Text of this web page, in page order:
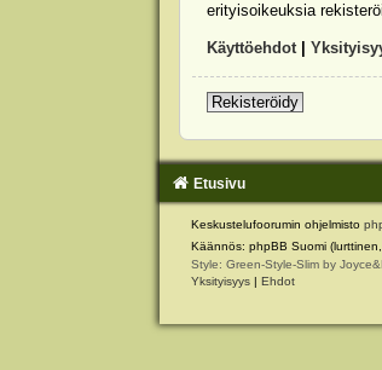
erityisoikeuksia
Käyttöehdot|
Rekisteröidy
Etusivu
Keskustelufoorumin ohjelmisto
Käännös: phpBB Suomi
Style: Green-Style-Slim by
Yksityisyys | Ehdot